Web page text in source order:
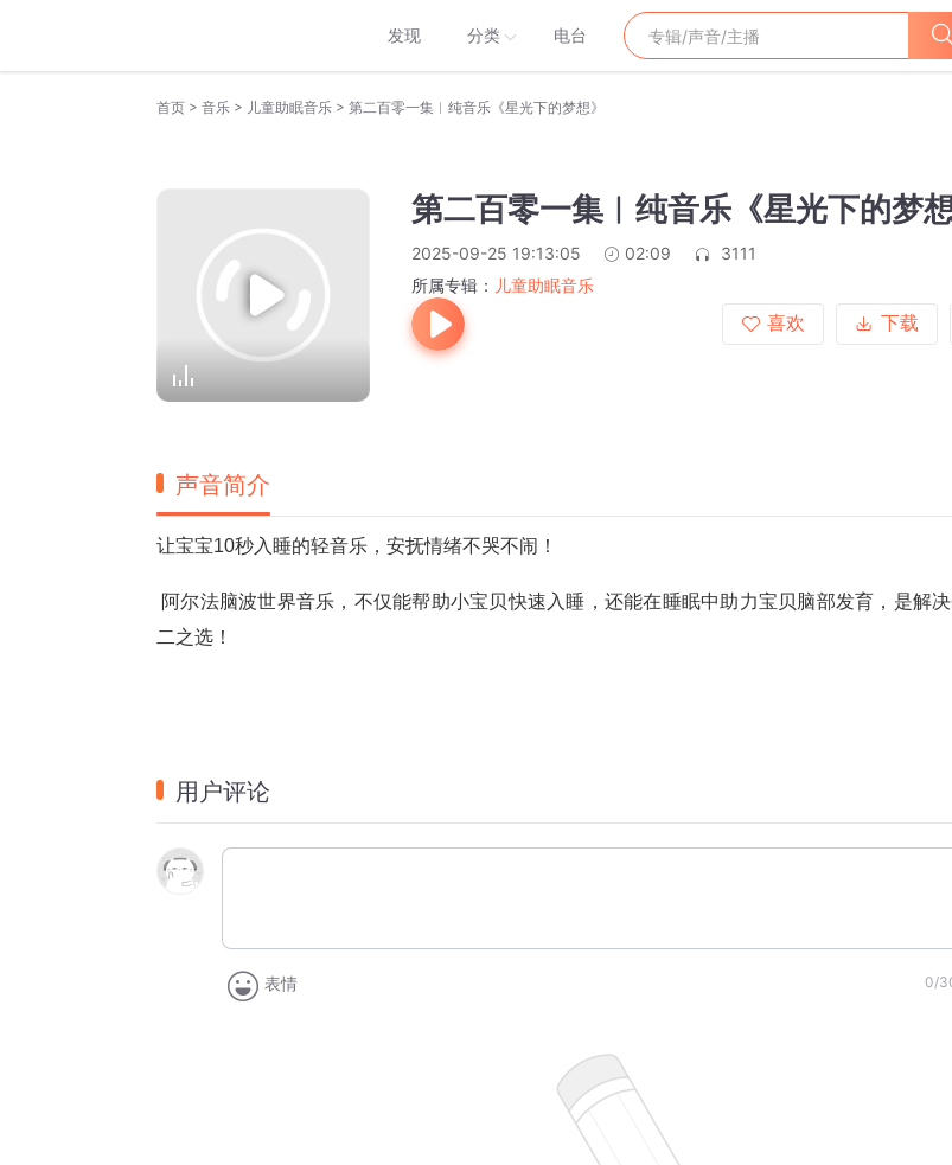
发现 分类 电台
首页 > 音乐 > 儿童助眠音乐 > 第二百零一集︱纯音乐《星光下的梦想》
第二百零一集︱纯音乐《星光下的梦想
2025-09-25 19:13:05 02:09
3111
所属专辑： 儿童助眠音乐
喜欢
下载
声音简介
让宝宝10秒入睡的轻音乐，安抚情绪不哭不闹！
阿尔法脑波世界音乐，不仅能帮助小宝贝快速入睡，还能在睡眠中助力宝贝脑部发育，是解
二之选！
用户评论
表情 0/